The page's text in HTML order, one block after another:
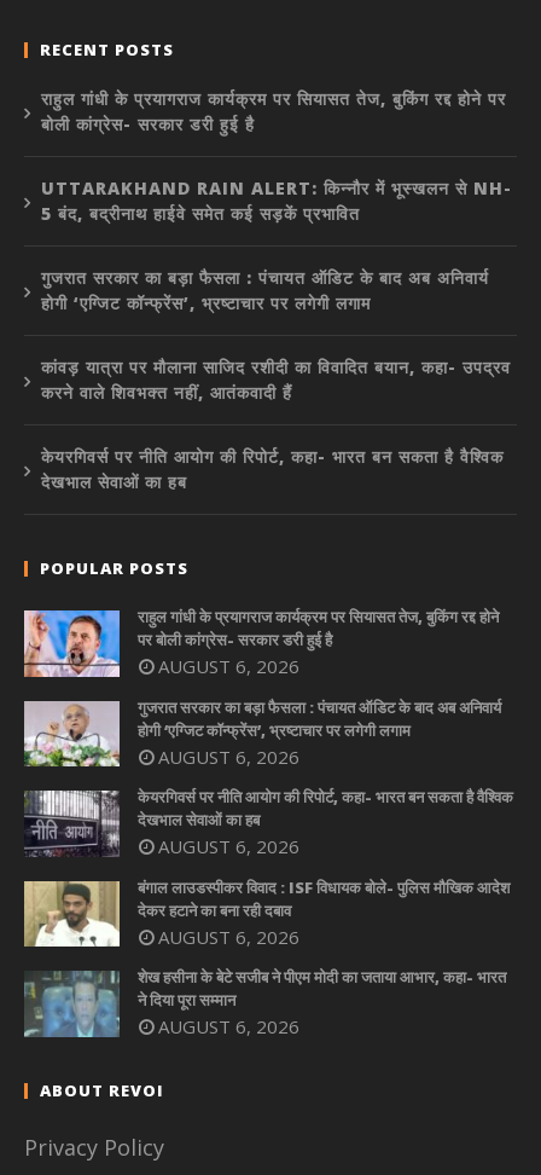
RECENT POSTS
राहुल गांधी के प्रयागराज कार्यक्रम पर सियासत तेज, बुकिंग रद्द होने पर
बोली कांग्रेस- सरकार डरी हुई है
UTTARAKHAND RAIN ALERT: किन्नौर में भूस्खलन से NH-
5 बंद, बद्रीनाथ हाईवे समेत कई सड़कें प्रभावित
गुजरात सरकार का बड़ा फैसला : पंचायत ऑडिट के बाद अब अनिवार्य
होगी ‘एग्जिट कॉन्फ्रेंस’, भ्रष्टाचार पर लगेगी लगाम
कांवड़ यात्रा पर मौलाना साजिद रशीदी का विवादित बयान, कहा- उपद्रव
करने वाले शिवभक्त नहीं, आतंकवादी हैं
केयरगिवर्स पर नीति आयोग की रिपोर्ट, कहा- भारत बन सकता है वैश्विक
देखभाल सेवाओं का हब
POPULAR POSTS
राहुल गांधी के प्रयागराज कार्यक्रम पर सियासत तेज, बुकिंग रद्द होने
पर बोली कांग्रेस- सरकार डरी हुई है
AUGUST 6, 2026
गुजरात सरकार का बड़ा फैसला : पंचायत ऑडिट के बाद अब अनिवार्य
होगी ‘एग्जिट कॉन्फ्रेंस’, भ्रष्टाचार पर लगेगी लगाम
AUGUST 6, 2026
केयरगिवर्स पर नीति आयोग की रिपोर्ट, कहा- भारत बन सकता है वैश्विक
देखभाल सेवाओं का हब
AUGUST 6, 2026
बंगाल लाउडस्पीकर विवाद : ISF विधायक बोले- पुलिस मौखिक आदेश
देकर हटाने का बना रही दबाव
AUGUST 6, 2026
शेख हसीना के बेटे सजीब ने पीएम मोदी का जताया आभार, कहा- भारत
ने दिया पूरा सम्मान
AUGUST 6, 2026
ABOUT REVOI
Privacy Policy